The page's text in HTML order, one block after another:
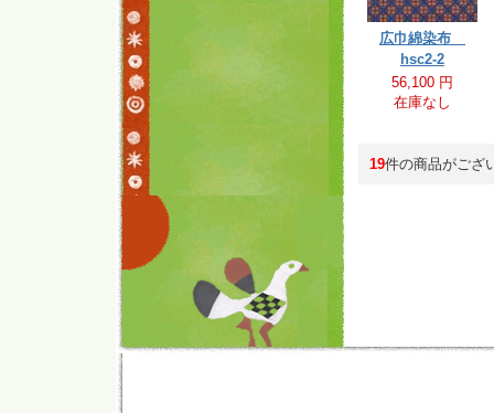
広巾綿染布
hsc2-2
56,100 円
在庫なし
19件の商品がござ